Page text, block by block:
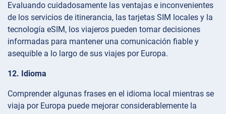
Evaluando cuidadosamente las ventajas e inconvenientes
de los servicios de itinerancia, las tarjetas SIM locales y la
tecnología eSIM, los viajeros pueden tomar decisiones
informadas para mantener una comunicación fiable y
asequible a lo largo de sus viajes por Europa.
12. Idioma
Comprender algunas frases en el idioma local mientras se
viaja por Europa puede mejorar considerablemente la